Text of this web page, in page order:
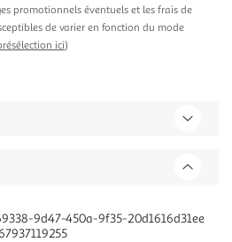
promotionnels éventuels et les frais de
de varier en fonction du mode
ici)
9d47-450a-9f35-20d1616d31ee